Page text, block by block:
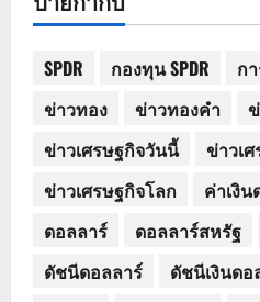
SPDR กองทุน SPDR
ก
ข่าวทอง
ข่าวทองคำ
ข่าวเศรษฐกิจวันนี้
ข่าวเ
ข่าวเศรษฐกิจโลก
ค่าเงิ
ดอลลาร์
ดอลลาร์สหรัฐ
ดัชนีดอลลาร์
ดัชนีเงินดอ